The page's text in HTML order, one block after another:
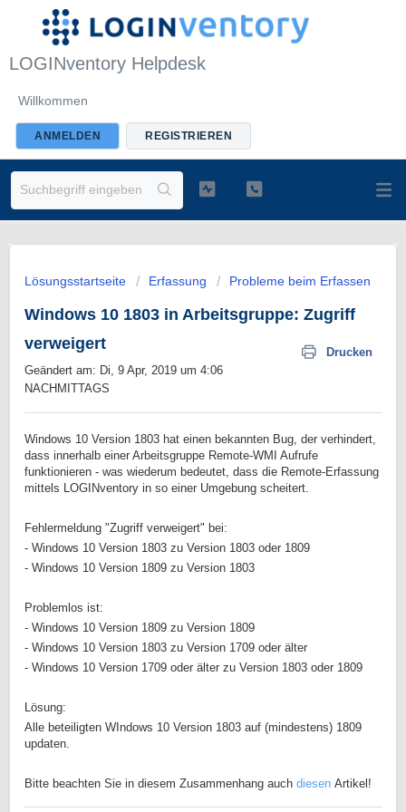
LOGINventory Helpdesk
Willkommen
ANMELDEN REGISTRIEREN
Lösungsstartseite Erfassung Probleme beim Erfassen
Windows 10 1803 in Arbeitsgruppe: Zugriff
verweigert
Drucken
Geändert am: Di, 9 Apr, 2019 um 4:06
NACHMITTAGS
Windows 10 Version 1803 hat einen bekannten Bug, der verhindert,
dass innerhalb einer Arbeitsgruppe Remote-WMI Aufrufe
funktionieren - was wiederum bedeutet, dass die Remote-Erfassung
mittels LOGINventory in so einer Umgebung scheitert.
Fehlermeldung "Zugriff verweigert" bei:
- Windows 10 Version 1803 zu Version 1803 oder 1809
- Windows 10 Version 1809 zu Version 1803
Problemlos ist:
- Windows 10 Version 1809 zu Version 1809
- Windows 10 Version 1803 zu Version 1709 oder älter
- Windows 10 Version 1709 oder älter zu Version 1803 oder 1809
Lösung:
Alle beteiligten WIndows 10 Version 1803 auf (mindestens) 1809
updaten.
Bitte beachten Sie in diesem Zusammenhang auch diesen Artikel!